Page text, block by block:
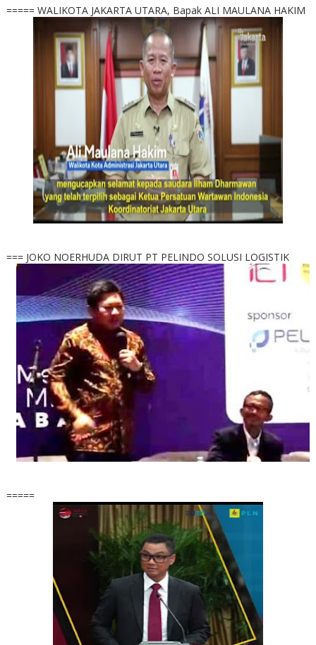
===== WALIKOTA JAKARTA UTARA, Bapak ALI MAULANA HAKIM
=== JOKO NOERHUDA DIRUT PT PELINDO SOLUSI LOGISTIK
=====